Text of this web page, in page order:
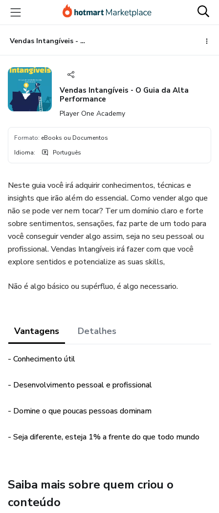
para
conteúdo
principal
para
pagamento
para
rodapé
Vendas Intangíveis - O Guia da Alta Performance
Vendas Intangíveis - O Guia da Alta
Performance
Player One Academy
Formato: eBooks ou Documentos
Idioma: Português
Neste guia você irá adquirir conhecimentos, técnicas e
insights que irão além do essencial. Como vender algo que
não se pode ver nem tocar? Ter um domínio claro e forte
sobre sentimentos, sensações, faz parte de um todo para
você conseguir vender algo assim, seja no seu pessoal ou
profissional. Vendas Intangíveis irá fazer com que você
explore sentidos e potencialize as suas skills,
Não é algo básico ou supérfluo, é algo necessario.
Vantagens Detalhes
- Conhecimento útil
- Desenvolvimento pessoal e profissional
- Domine o que poucas pessoas dominam
- Seja diferente, esteja 1% a frente do que todo mundo
Saiba mais sobre quem criou o
conteúdo